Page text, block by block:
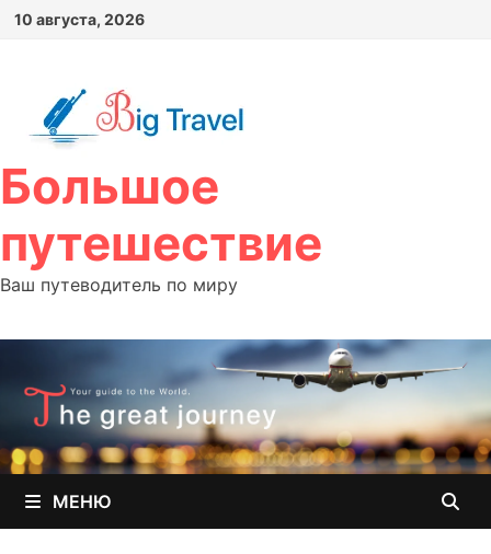
Перейти
10 августа, 2026
Большое
путешествие
Ваш путеводитель по миру
МЕНЮ